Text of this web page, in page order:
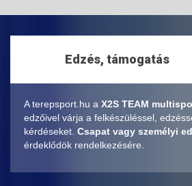
Edzés, támogatás
A terepsport.hu a X2S TEAM
edzőivel várja a felkészüléssel,
kérdéseket. Csapat vagy személyi
érdeklődök rendelkezésére.